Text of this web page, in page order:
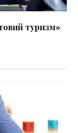
туризм»